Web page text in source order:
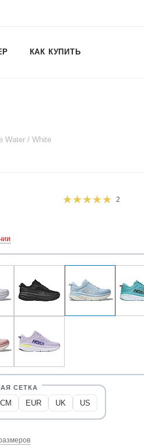
КАК КУПИТЬ
Water / White
2
CM EUR UK US